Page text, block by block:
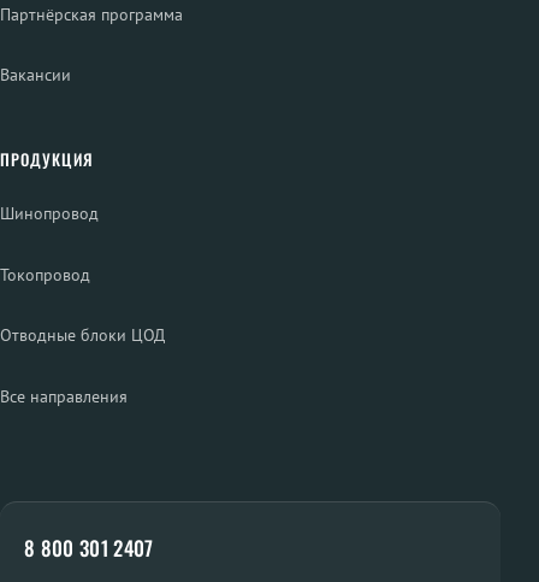
Партнёрская программа
Вакансии
ПРОДУКЦИЯ
Шинопровод
Токопровод
Отводные блоки ЦОД
Все направления
8 800 301 2407